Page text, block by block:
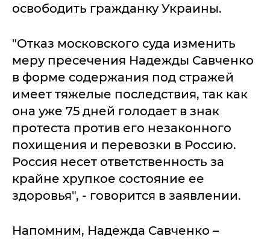
освободить гражданку Украины.
"Отказ московского суда изменить
меру пресечения Надежды Савченко
в форме содержания под стражей
имеет тяжелые последствия, так как
она уже 75 дней голодает в знак
протеста против его незаконного
похищения и перевозки в Россию.
Россия несет ответственность за
крайне хрупкое состояние ее
здоровья", - говорится в заявлении.
Напомним, Надежда Савченко –